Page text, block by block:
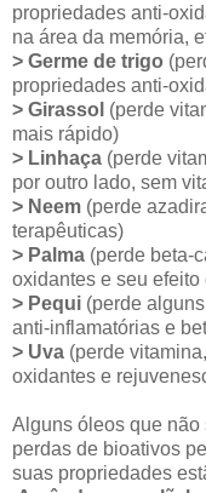
propriedades anti-
na área da memória,
> Germe de trigo
propriedades anti-
> Girassol (perde
mais rápido)
> Linhaça (perde
por outro lado, sem
> Neem (perde
terapêuticas)
> Palma (perde beta-
oxidantes e seu
> Pequi (perde
anti-inflamatórias e
> Uva (perde
oxidantes e
Alguns óleos que não
perdas de bioativos
suas propriedades